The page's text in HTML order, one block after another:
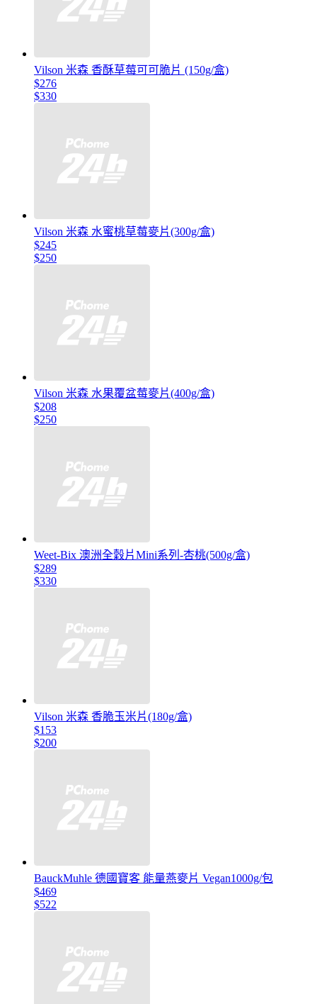
Vilson 米森 香酥草莓可可脆片 (150g/盒)
$276
$330
Vilson 米森 水蜜桃草莓麥片(300g/盒)
$245
$250
Vilson 米森 水果覆盆莓麥片(400g/盒)
$208
$250
Weet-Bix 澳洲全穀片Mini系列-杏桃(500g/盒)
$289
$330
Vilson 米森 香脆玉米片(180g/盒)
$153
$200
BauckMuhle 德國寶客 能量燕麥片 Vegan1000g/包
$469
$522